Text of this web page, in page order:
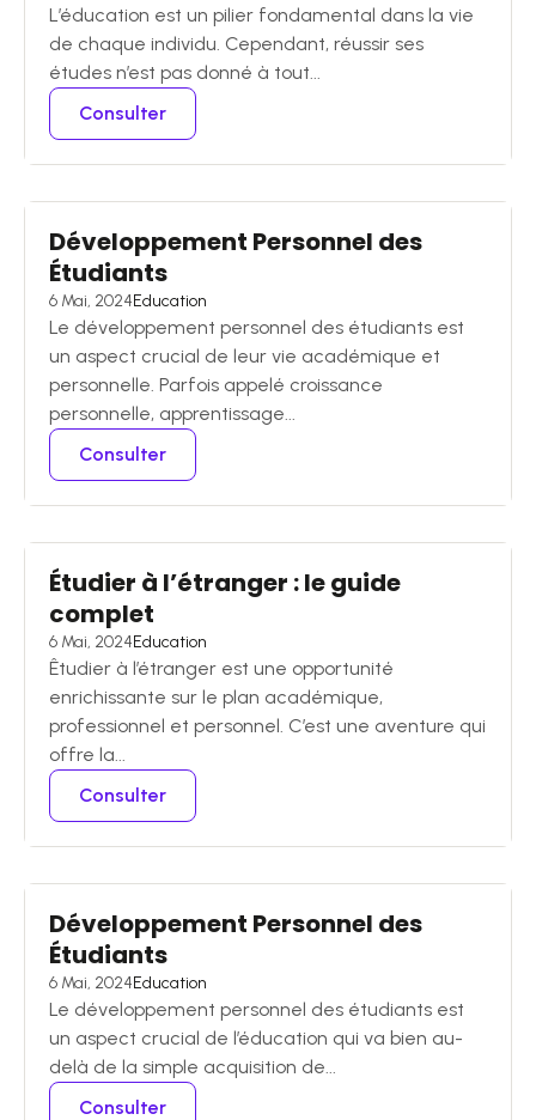
L’éducation est un pilier fondamental dans la vie
de chaque individu. Cependant, réussir ses
études n’est pas donné à tout...
Consulter
Développement Personnel des
Étudiants
6 Mai, 2024Education
Le développement personnel des étudiants est
un aspect crucial de leur vie académique et
personnelle. Parfois appelé croissance
personnelle, apprentissage...
Consulter
Étudier à l’étranger : le guide
complet
6 Mai, 2024Education
Êtudier à l’étranger est une opportunité
enrichissante sur le plan académique,
professionnel et personnel. C’est une aventure qui
offre la...
Consulter
Développement Personnel des
Étudiants
6 Mai, 2024Education
Le développement personnel des étudiants est
un aspect crucial de l’éducation qui va bien au-
delà de la simple acquisition de...
Consulter